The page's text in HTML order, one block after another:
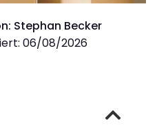
Stephan Becker
06/08/2026